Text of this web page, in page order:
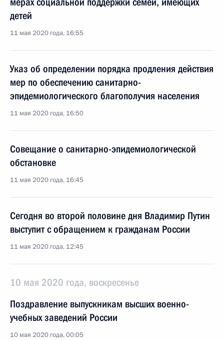
детей
11 мая 2020 года, 16:55
Указ об определении порядка продления действия
мер по обеспечению санитарно-
эпидемиологического благополучия населения
11 мая 2020 года, 16:50
Совещание о санитарно-эпидемиологической
обстановке
11 мая 2020 года, 16:45
Сегодня во второй половине дня Владимир Путин
выступит с обращением к гражданам России
11 мая 2020 года, 12:45
10 мая 2020 года, воскресенье
Поздравление выпускникам высших военно-
учебных заведений России
10 мая 2020 года, 00:05